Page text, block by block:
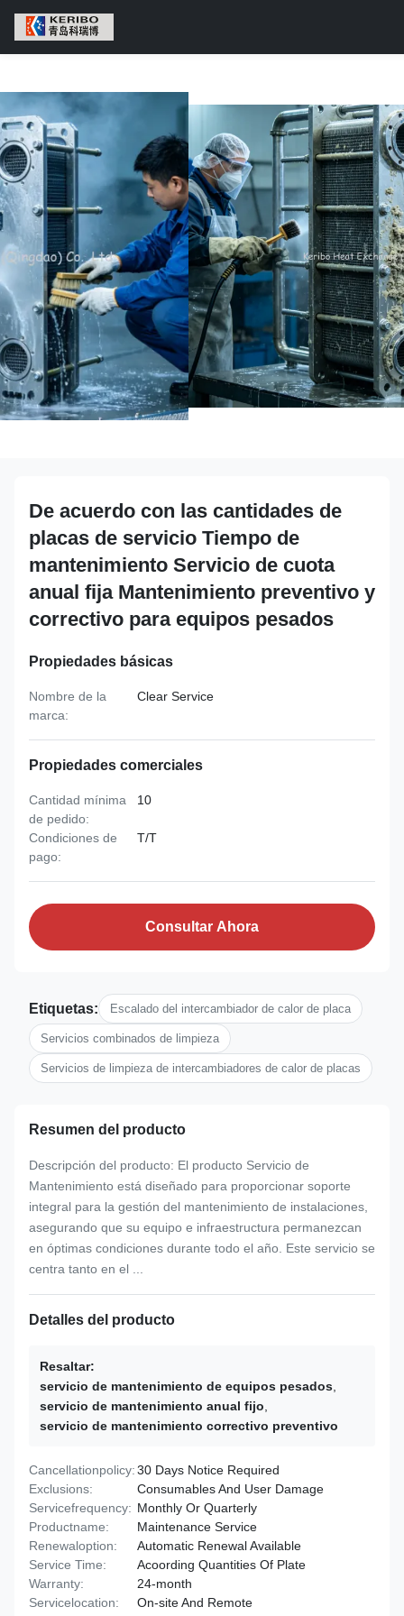
De acuerdo con las cantidades de
placas de servicio Tiempo de
mantenimiento Servicio de cuota
anual fija Mantenimiento preventivo y
correctivo para equipos pesados
Propiedades básicas
Nombre de la
marca:
Clear Service
Propiedades comerciales
Cantidad mínima
de pedido:
10
Condiciones de
pago:
T/T
Consultar Ahora
Etiquetas: Escalado del intercambiador de calor de placa
Servicios combinados de limpieza
Servicios de limpieza de intercambiadores de calor de placas
Resumen del producto
Descripción del producto: El producto Servicio de
Mantenimiento está diseñado para proporcionar soporte
integral para la gestión del mantenimiento de instalaciones,
asegurando que su equipo e infraestructura permanezcan
en óptimas condiciones durante todo el año. Este servicio se
centra tanto en el ...
Detalles del producto
Resaltar:
servicio de mantenimiento de equipos pesados
servicio de mantenimiento anual fijo
servicio de mantenimiento correctivo preventivo
Cancellationpolicy:30 Days Notice Required
Exclusions:
Consumables And User Damage
Servicefrequency: Monthly Or Quarterly
Productname:
Maintenance Service
Renewaloption:
Automatic Renewal Available
Service Time:
Acoording Quantities Of Plate
Warranty:
24-month
Servicelocation:
On-site And Remote